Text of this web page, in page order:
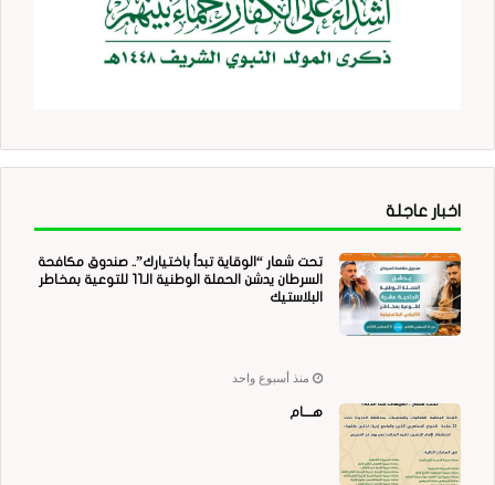
اخبار عاجلة
تحت شعار “الوقاية تبدأ باختيارك”.. صندوق مكافحة
السرطان يدشن الحملة الوطنية الـ11 للتوعية بمخاطر
البلاستيك
منذ أسبوع واحد
هــــام